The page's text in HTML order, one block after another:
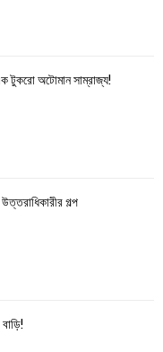
টুকরো অটোমান সাম্রাজ্য!
গল্প